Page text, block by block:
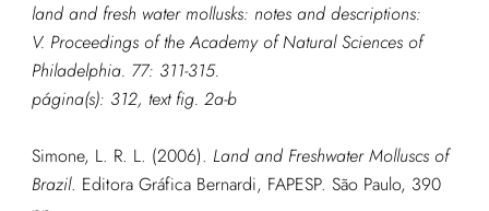
land and fresh water mollusks: notes and descriptions:
V. Proceedings of the Academy of Natural Sciences of
Philadelphia. 77: 311-315.
página(s): 312, text fig. 2a-b
Simone, L. R. L. (2006). Land and Freshwater Molluscs of
Brazil. Editora Gráfica Bernardi, FAPESP. São Paulo, 390